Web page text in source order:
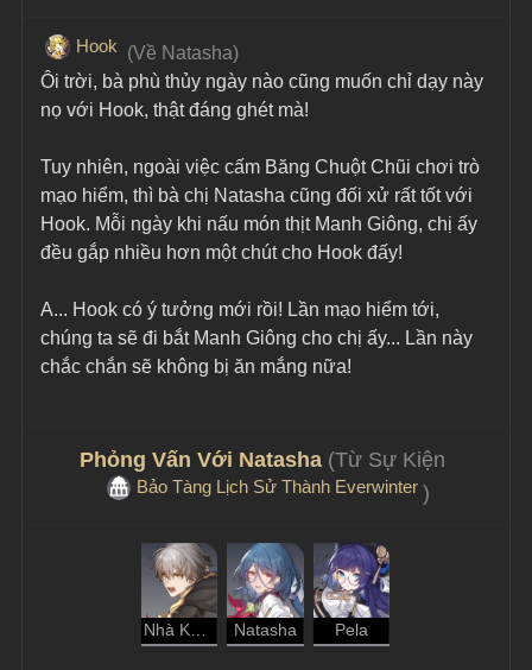
Hook (Về Natasha)
Ôi trời, bà phù thủy ngày nào cũng muốn chỉ dạy này
nọ với Hook, thật đáng ghét mà!
Tuy nhiên, ngoài việc cấm Băng Chuột Chũi chơi trò
mạo hiểm, thì bà chị Natasha cũng đối xử rất tốt với
Hook. Mỗi ngày khi nấu món thịt Manh Giông, chị ấy
đều gắp nhiều hơn một chút cho Hook đấy!
A... Hook có ý tưởng mới rồi! Lần mạo hiểm tới,
chúng ta sẽ đi bắt Manh Giông cho chị ấy... Lần này
chắc chắn sẽ không bị ăn mắng nữa!
Phỏng Vấn Với Natasha (Từ Sự Kiện
Bảo Tàng Lịch Sử Thành Everwinter )
Natasha Pela